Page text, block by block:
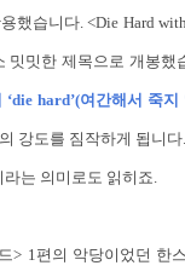
습니다. <Die Hard
밋밋한 제목으로 개봉했
hard’(여간해서 죽
도를 짐작하게 됩니다.
라는 의미로도 읽히죠.
> 1편의 악당이었던 한